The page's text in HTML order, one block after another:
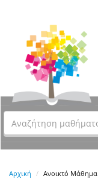
Αρχική Ανοικτό Μάθημα